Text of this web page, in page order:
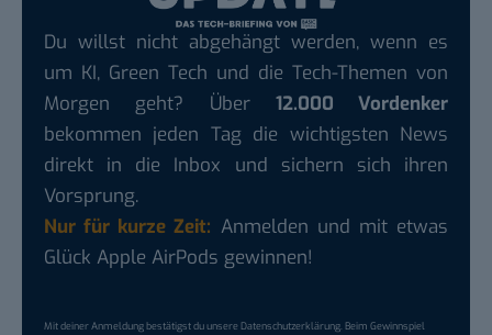
Du willst nicht abgehängt werden, wenn es
um KI, Green Tech und die Tech-Themen von
Morgen geht? Über 12.000 Vordenker
bekommen jeden Tag die wichtigsten News
direkt in die Inbox und sichern sich ihren
Vorsprung.
Nur für kurze Zeit: Anmelden und mit etwas
Glück Apple AirPods gewinnen!
Mit deiner Anmeldung bestätigst du unsereDatenschutzerklärung. Beim Gewinnspiel